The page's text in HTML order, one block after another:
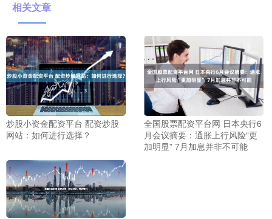
相关文章
炒股小资金配资平台 配资炒股
网站：如何进行选择？
全国股票配资平台网 日本央行6
月会议摘要：通胀上行风险“更
加明显” 7月加息并非不可能